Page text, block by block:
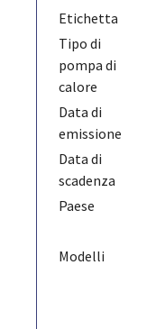
Etichetta
Tipo di
pompa di
calore
Data di
emissione
Data di
scadenza
Paese
Modelli